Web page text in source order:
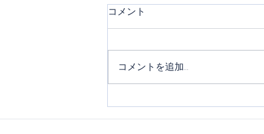
そろばんオータムカップ
2025
コメント
コメントを追加…